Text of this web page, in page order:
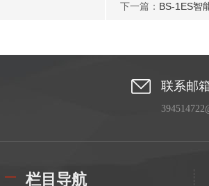
下一篇： BS-1ES智
联系邮
栏目导航